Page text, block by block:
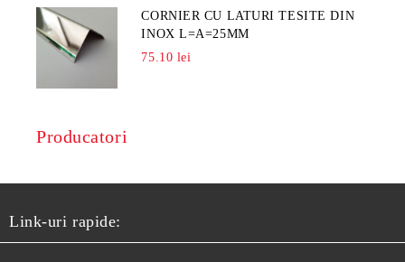
CORNIER CU LATURI TESITE DIN
INOX L=A=25MM
75.10 lei
Producatori
Link-uri rapide: